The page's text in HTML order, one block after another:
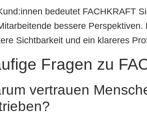
bedeutet FACHKRAFT
bessere Perspektiven.
Sichtbarkeit und ein klareres
Fragen zu
vertrauen